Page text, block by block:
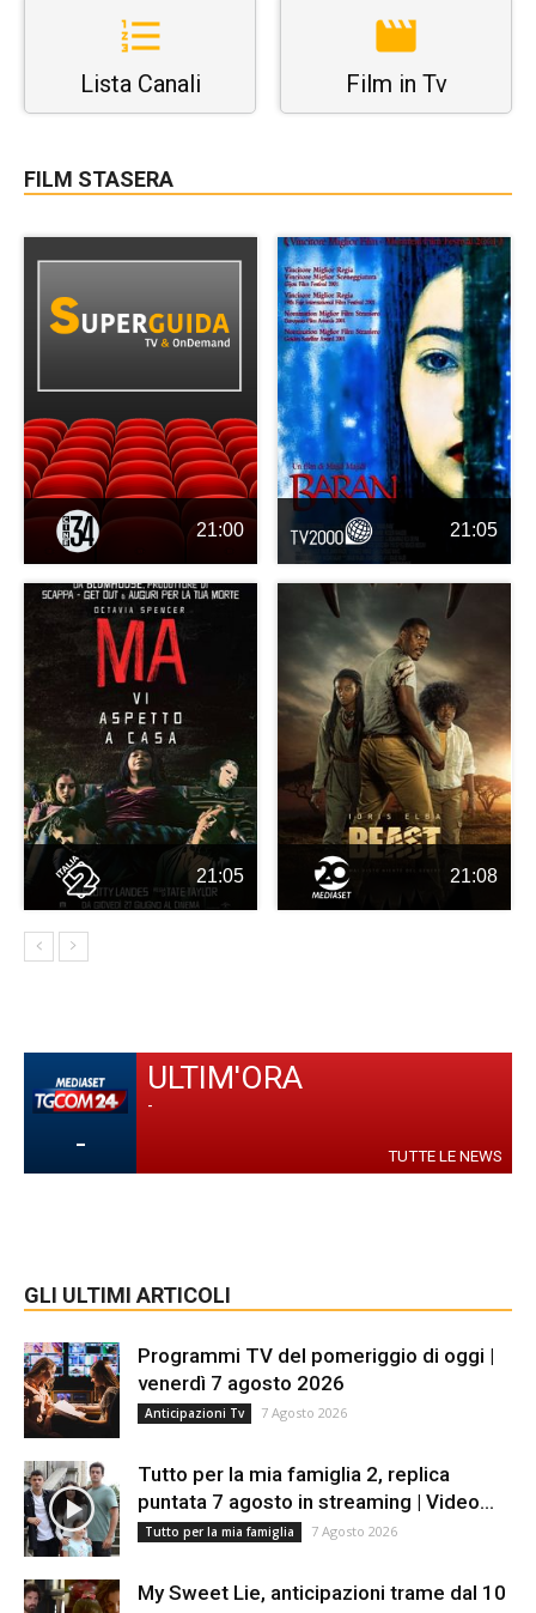
Lista Canali Film in Tv
FILM STASERA
21:00 21:05
21:05 21:08
-
ULTIM'ORA
-
TUTTE LE NEWS
GLI ULTIMI ARTICOLI
Programmi TV del pomeriggio di oggi |
venerdì 7 agosto 2026
Anticipazioni Tv 7 Agosto 2026
Tutto per la mia famiglia 2, replica
puntata 7 agosto in streaming | Video...
Tutto per la mia famiglia 7 Agosto 2026
My Sweet Lie, anticipazioni trame dal 10